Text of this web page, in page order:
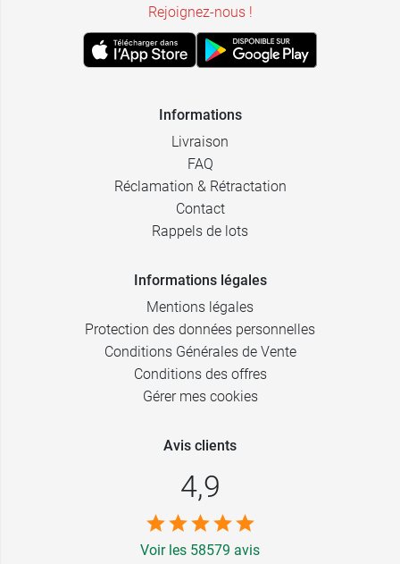
Rejoignez-nous !
Informations
Livraison
FAQ
Réclamation & Rétractation
Contact
Rappels de lots
Informations légales
Mentions légales
Protection des données personnelles
Conditions Générales de Vente
Conditions des offres
Gérer mes cookies
Avis clients
4,9
Voir les 58579 avis